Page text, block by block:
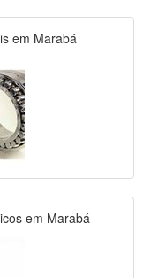
em Marabá
em Marabá